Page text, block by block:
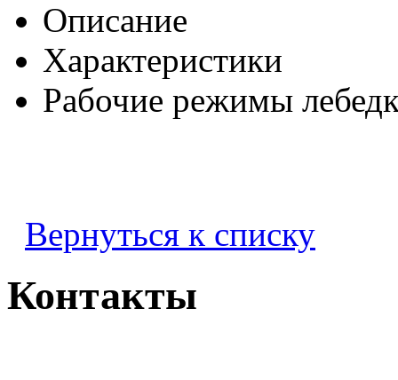
Описание
Характеристики
Рабочие режимы
Вернуться к списку
Контакты